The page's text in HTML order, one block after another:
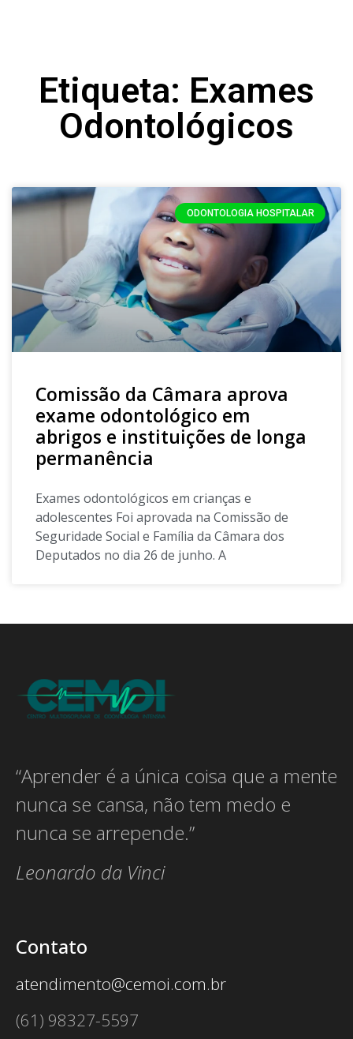
Etiqueta: Exames
Odontológicos
ODONTOLOGIA HOSPITALAR
Comissão da Câmara aprova
exame odontológico em
abrigos e instituições de longa
permanência
Exames odontológicos em crianças e
adolescentes Foi aprovada na Comissão de
Seguridade Social e Família da Câmara dos
Deputados no dia 26 de junho. A
“Aprender é a única coisa que a mente
nunca se cansa, não tem medo e
nunca se arrepende.”
Leonardo da Vinci
Contato
atendimento@cemoi.com.br
(61) 98327-5597